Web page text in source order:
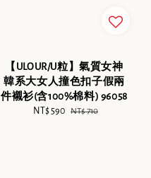
【ULOUR/U粒】氣質女神
韓系大女人撞色扣子假兩
件襯衫(含100%棉料) 96058
Sale
NT$ 590 Regular
NT$ 710